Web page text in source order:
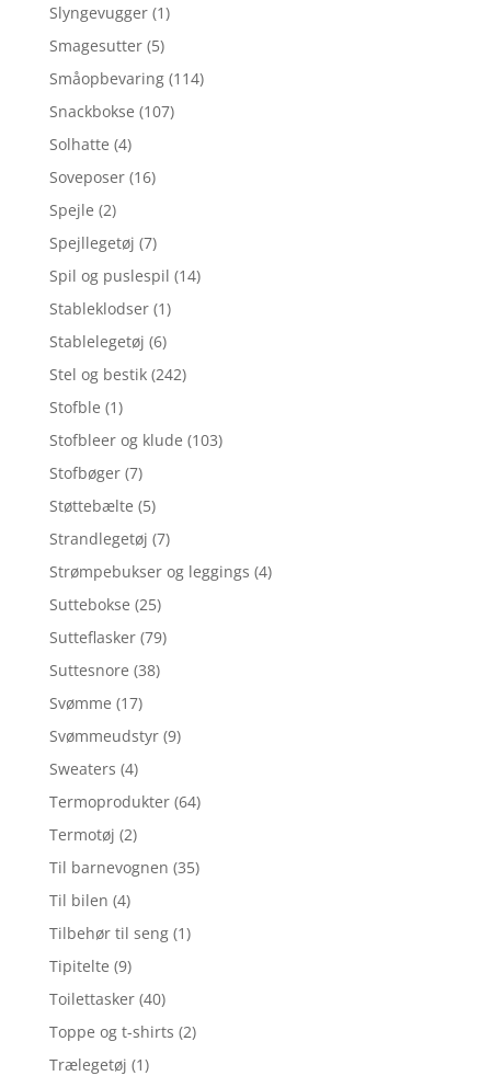
Slyngevugger (1)
Smagesutter (5)
Småopbevaring (114)
Snackbokse (107)
Solhatte (4)
Soveposer (16)
Spejle (2)
Spejllegetøj (7)
Spil og puslespil (14)
Stableklodser (1)
Stablelegetøj (6)
Stel og bestik (242)
Stofble (1)
Stofbleer og klude (103)
Stofbøger (7)
Støttebælte (5)
Strandlegetøj (7)
Strømpebukser og leggings (4)
Suttebokse (25)
Sutteflasker (79)
Suttesnore (38)
Svømme (17)
Svømmeudstyr (9)
Sweaters (4)
Termoprodukter (64)
Termotøj (2)
Til barnevognen (35)
Til bilen (4)
Tilbehør til seng (1)
Tipitelte (9)
Toilettasker (40)
Toppe og t-shirts (2)
Trælegetøj (1)